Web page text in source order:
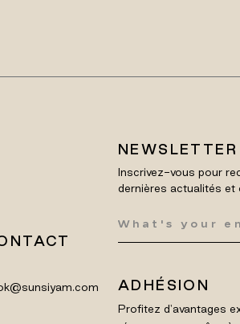
NEWSLETTER
Inscrivez-vous pour
dernières actualités et
ADHÉSION
Profitez d'avantages